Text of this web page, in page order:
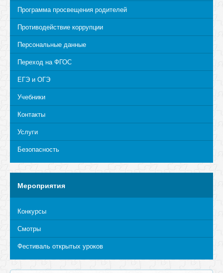
Программа просвещения родителей
Противодействие коррупции
Персональные данные
Переход на ФГОС
ЕГЭ и ОГЭ
Учебники
Контакты
Услуги
Безопасность
Мероприятия
Конкурсы
Смотры
Фестиваль открытых уроков